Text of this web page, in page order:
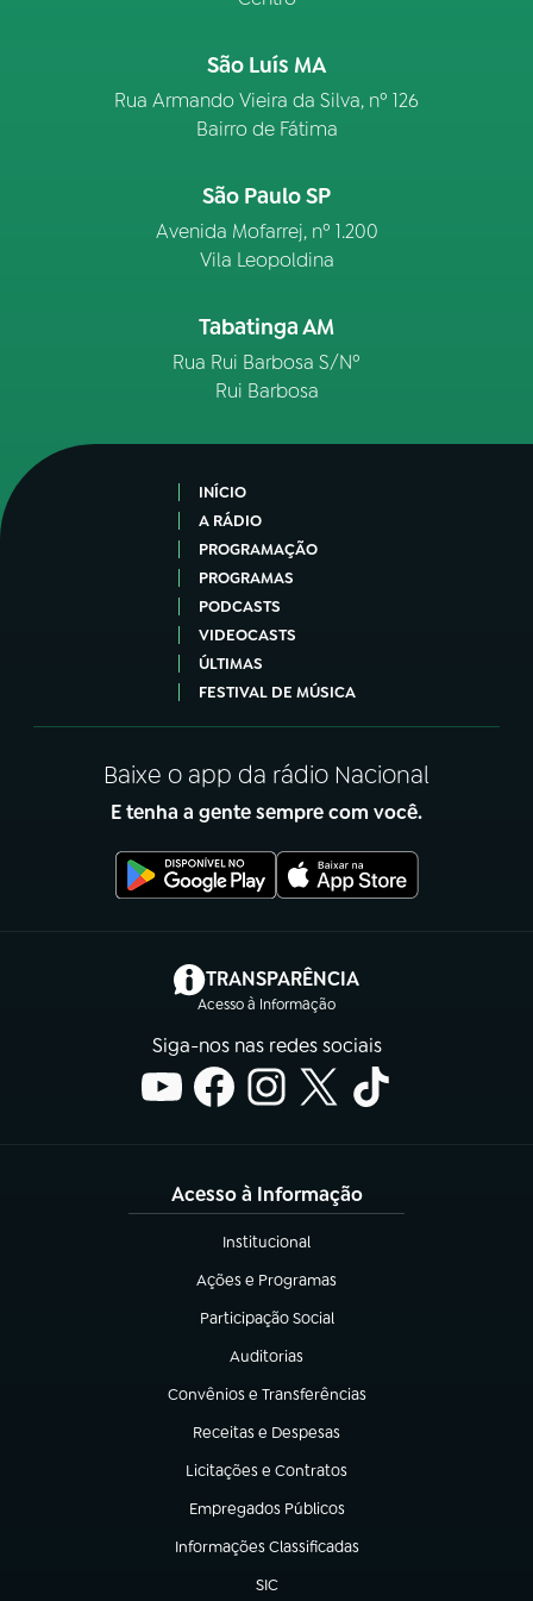
São Luís MA
Rua Armando Vieira da Silva, nº 126
Bairro de Fátima
São Paulo SP
Avenida Mofarrej, nº 1.200
Vila Leopoldina
Tabatinga AM
Rua Rui Barbosa S/Nº
Rui Barbosa
INÍCIO
A RÁDIO
PROGRAMAÇÃO
PROGRAMAS
PODCASTS
VIDEOCASTS
ÚLTIMAS
FESTIVAL DE MÚSICA
Baixe o app da rádio Nacional
E tenha a gente sempre com você.
TRANSPARÊNCIA
Acesso à Informação
(abre em nova aba)
Siga-nos nas redes sociais
Acesso à Informação
Institucional
(abre em nova aba)
Ações e Programas
(abre em nova aba)
Participação Social
(abre em nova aba)
Auditorias
(abre em nova aba)
Convênios e Transferências
(abre em nova aba)
Receitas e Despesas
(abre em nova aba)
Licitações e Contratos
(abre em nova aba)
Empregados Públicos
(abre em nova aba)
Informações Classificadas
(abre em nova aba)
SIC
(abre em nova aba)